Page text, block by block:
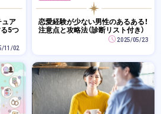
ア
5つ
11/02
恋愛経験が少ない男性のあるある！
注意点と攻略法（診断リスト付き）
2025/05/23